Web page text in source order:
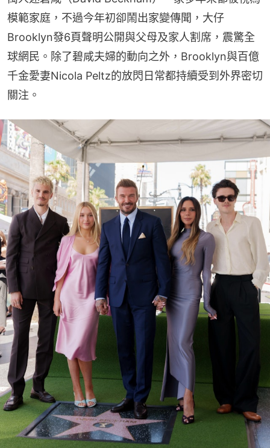
模範家庭，不過今年初卻鬧出家變傳聞，大仔
Brooklyn發6頁聲明公開與父母及家人割席，震驚全
球網民。除了碧咸夫婦的動向之外，Brooklyn與百億
千金愛妻Nicola Peltz的放閃日常都持續受到外界密切
關注。